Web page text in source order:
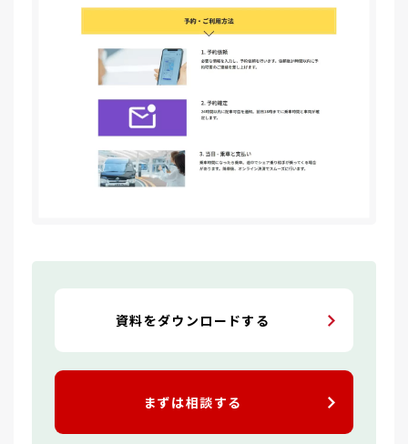
資料をダウンロードする
まずは相談する